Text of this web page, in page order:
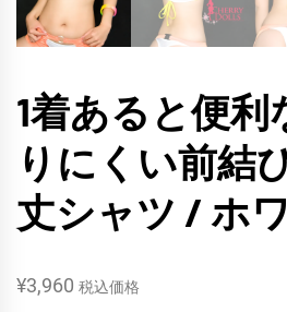
1着あると便利
りにくい前結
丈シャツ / ホ
¥3,960 税込価格